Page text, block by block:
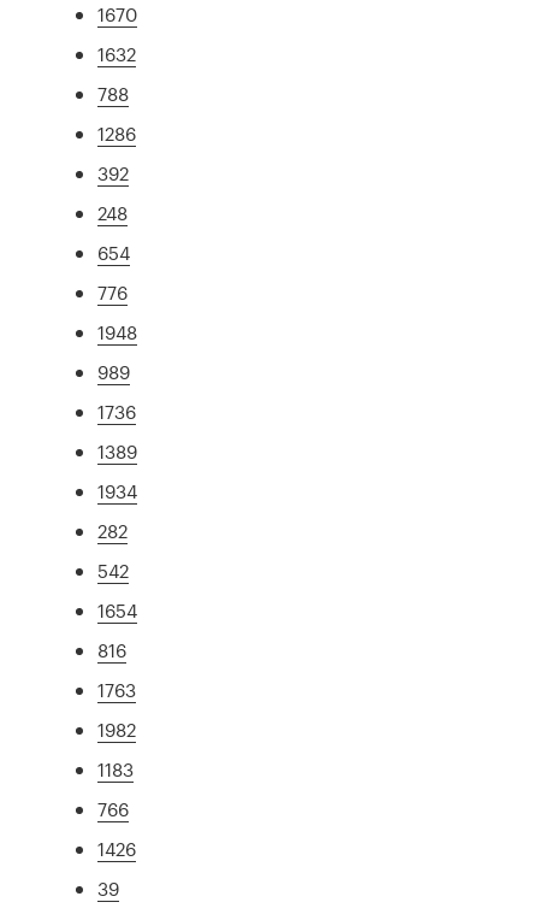
1670
1632
788
1286
392
248
654
776
1948
989
1736
1389
1934
282
542
1654
816
1763
1982
1183
766
1426
39